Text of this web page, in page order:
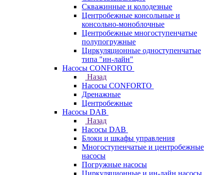
Скважинные и колодезные
Центробежные консольные и
консольно-моноблочные
Центробежные многоступенчатые
полупогружные
Циркуляционные одноступенчатые
типа "ин-лайн"
Насосы CONFORTO
Назад
Насосы CONFORTO
Дренажные
Центробежные
Насосы DAB
Назад
Насосы DAB
Блоки и шкафы управления
Многоступенчатые и центробежные
насосы
Погружные насосы
Циркуляционные и ин-лайн насосы